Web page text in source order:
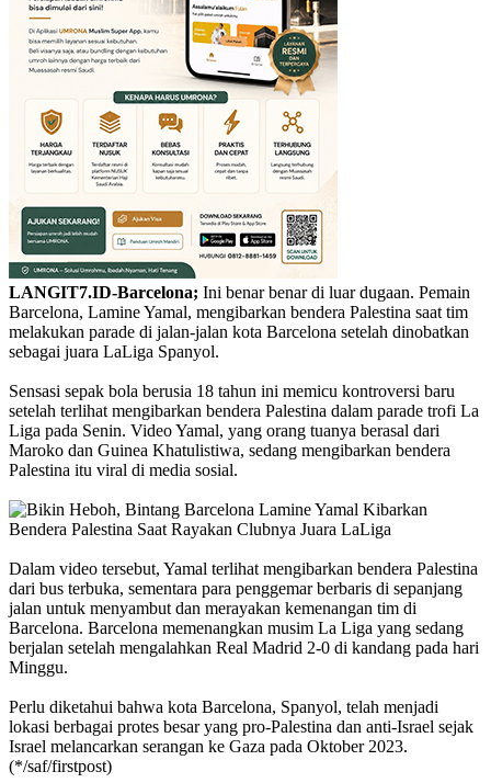
LANGIT7.ID-Barcelona; Ini benar benar di luar dugaan. Pemain
Barcelona, Lamine Yamal, mengibarkan bendera Palestina saat tim
melakukan parade di jalan-jalan kota Barcelona setelah dinobatkan
sebagai juara LaLiga Spanyol.
Sensasi sepak bola berusia 18 tahun ini memicu kontroversi baru
setelah terlihat mengibarkan bendera Palestina dalam parade trofi La
Liga pada Senin. Video Yamal, yang orang tuanya berasal dari
Maroko dan Guinea Khatulistiwa, sedang mengibarkan bendera
Palestina itu viral di media sosial.
Dalam video tersebut, Yamal terlihat mengibarkan bendera Palestina
dari bus terbuka, sementara para penggemar berbaris di sepanjang
jalan untuk menyambut dan merayakan kemenangan tim di
Barcelona. Barcelona memenangkan musim La Liga yang sedang
berjalan setelah mengalahkan Real Madrid 2-0 di kandang pada hari
Minggu.
Perlu diketahui bahwa kota Barcelona, Spanyol, telah menjadi
lokasi berbagai protes besar yang pro-Palestina dan anti-Israel sejak
Israel melancarkan serangan ke Gaza pada Oktober 2023.
(*/saf/firstpost)